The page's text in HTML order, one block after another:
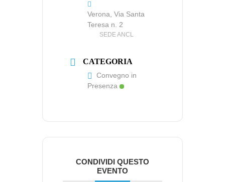
Verona, Via Santa
Teresa n. 2
SEDE ANCL
CATEGORIA
Convegno in
Presenza
CONDIVIDI QUESTO
EVENTO